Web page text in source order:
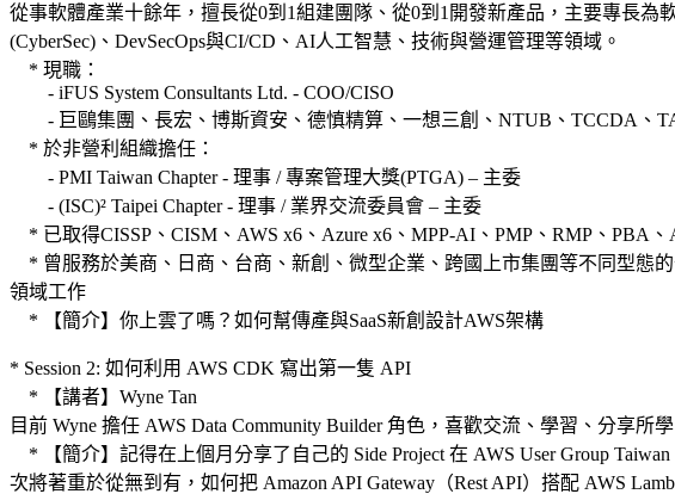
從事軟體產業十餘年，擅長從0到1組建團隊、從0到1開發新產品，主要專長
(CyberSec)、DevSecOps與CI/CD、AI人工智慧、技術與營運管理等領域。
* 現職：
- iFUS System Consultants Ltd. - COO/CISO
- 巨鷗集團、長宏、博斯資安、德慎精算、一想三創、NTUB、TCCDA、
* 於非營利組織擔任：
- PMI Taiwan Chapter - 理事 / 專案管理大獎(PTGA) – 主委
- (ISC)² Taipei Chapter - 理事 / 業界交流委員會 – 主委
* 已取得CISSP、CISM、AWS x6、Azure x6、MPP-AI、PMP、RMP、PBA
* 曾服務於美商、日商、台商、新創、微型企業、跨國上市集團等不同型態
領域工作
* 【簡介】你上雲了嗎？如何幫傳產與SaaS新創設計AWS架構
* Session 2: 如何利用 AWS CDK 寫出第一隻 API
* 【講者】Wyne Tan
目前 Wyne 擔任 AWS Data Community Builder 角色，喜歡交流、學習、分享所
* 【簡介】記得在上個月分享了自己的 Side Project 在 AWS User Group
次將著重於從無到有，如何把 Amazon API Gateway（Rest API）搭配 AWS